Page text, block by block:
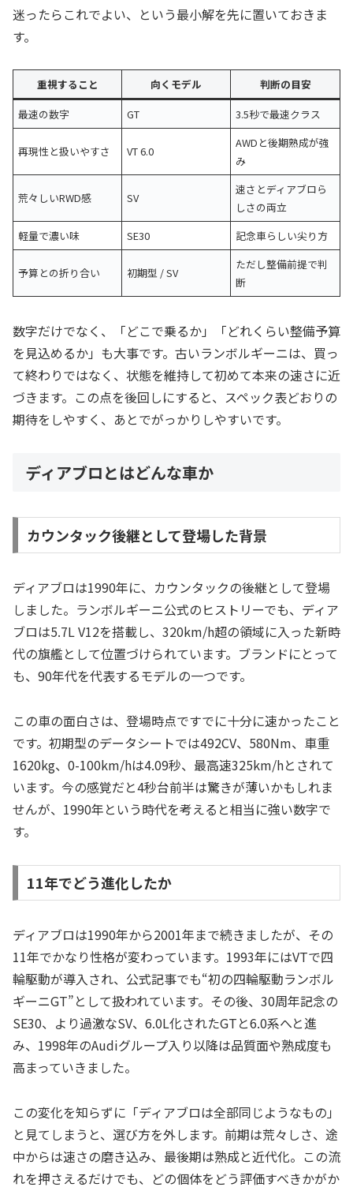
迷ったらこれでよい、という最小解を先に置いておきま
す。
重視すること 向くモデル
判断の目安
最速の数字
GT 3.5秒で最速クラス
再現性と扱いやすさ VT 6.0
AWDと後期熟成が強
み
荒々しいRWD感 SV
速さとディアブロら
しさの両立
軽量で濃い味
SE30 記念車らしい尖り方
予算との折り合い 初期型 / SV
ただし整備前提で判
断
数字だけでなく、「どこで乗るか」「どれくらい整備予算
を見込めるか」も大事です。古いランボルギーニは、買っ
て終わりではなく、状態を維持して初めて本来の速さに近
づきます。この点を後回しにすると、スペック表どおりの
期待をしやすく、あとでがっかりしやすいです。
ディアブロとはどんな車か
カウンタック後継として登場した背景
ディアブロは1990年に、カウンタックの後継として登場
しました。ランボルギーニ公式のヒストリーでも、ディア
ブロは5.7L V12を搭載し、320km/h超の領域に入った新時
代の旗艦として位置づけられています。ブランドにとって
も、90年代を代表するモデルの一つです。
この車の面白さは、登場時点ですでに十分に速かったこと
です。初期型のデータシートでは492CV、580Nm、車重
1620kg、0-100km/hは4.09秒、最高速325km/hとされて
います。今の感覚だと4秒台前半は驚きが薄いかもしれま
せんが、1990年という時代を考えると相当に強い数字で
す。
11年でどう進化したか
ディアブロは1990年から2001年まで続きましたが、その
11年でかなり性格が変わっています。1993年にはVTで四
輪駆動が導入され、公式記事でも“初の四輪駆動ランボル
ギーニGT”として扱われています。その後、30周年記念の
SE30、より過激なSV、6.0L化されたGTと6.0系へと進
み、1998年のAudiグループ入り以降は品質面や熟成度も
高まっていきました。
この変化を知らずに「ディアブロは全部同じようなもの」
と見てしまうと、選び方を外します。前期は荒々しさ、途
中からは速さの磨き込み、最後期は熟成と近代化。この流
れを押さえるだけでも、どの個体をどう評価すべきかがか